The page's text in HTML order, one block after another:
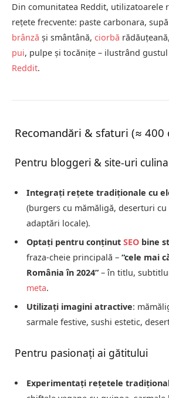
Din comunitatea Reddit, utilizatoarele
rețete frecvente: paste carbonara,
brânză și smântână, ciorbă
pui, pulpe și tocănițe – ilustrând
Reddit.
Recomandări & sfaturi (≈ 400
Pentru bloggeri & site-uri
Integrați rețete tradiționale cu
(burgers cu mămăligă, deserturi cu
adaptări locale).
Optați pentru conținut SEO bine
fraza-cheie principală – “cele mai
România în 2024” – în titlu,
meta.
Utilizați imagini atractive:
sarmale festive, sushi estetic,
Pentru pasionați ai gătitului
Experimentați rețetele